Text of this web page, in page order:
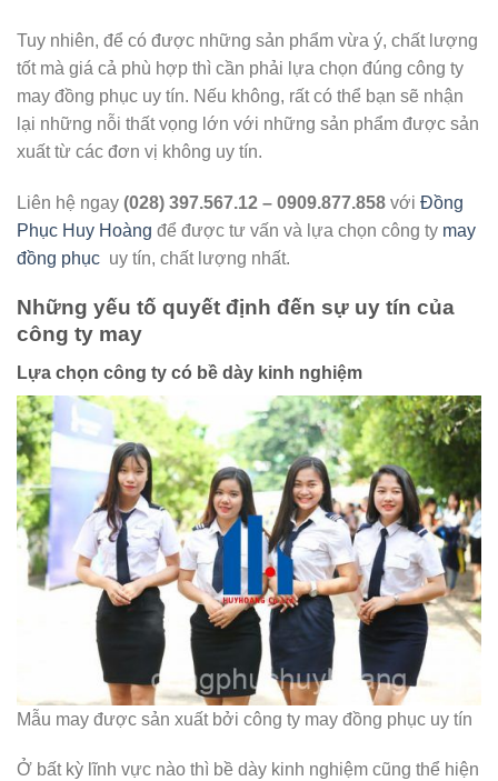
Tuy nhiên, để có được những sản phẩm vừa ý, chất lượng
tốt mà giá cả phù hợp thì cần phải lựa chọn đúng công ty
may đồng phục uy tín. Nếu không, rất có thể bạn sẽ nhận
lại những nỗi thất vọng lớn với những sản phẩm được sản
xuất từ các đơn vị không uy tín.
Liên hệ ngay (028) 397.567.12 – 0909.877.858 với Đồng
Phục Huy Hoàng để được tư vấn và lựa chọn công ty may
đồng phục uy tín, chất lượng nhất.
Những yếu tố quyết định đến sự uy tín của
công ty may
Lựa chọn công ty có bề dày kinh nghiệm
Mẫu may được sản xuất bởi công ty may đồng phục uy tín
Ở bất kỳ lĩnh vực nào thì bề dày kinh nghiệm cũng thể hiện